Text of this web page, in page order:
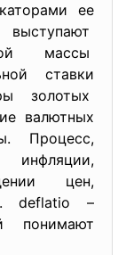
ее
массы
ставки
золотых
валютных
Процесс,
цен,
deflatio –
понимают